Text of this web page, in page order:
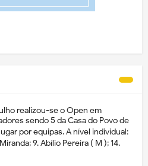
realizou-se o Open em
sendo 5 da Casa do Povo de
por equipas. A nível individual:
9. Abílio Pereira ( M ); 14.